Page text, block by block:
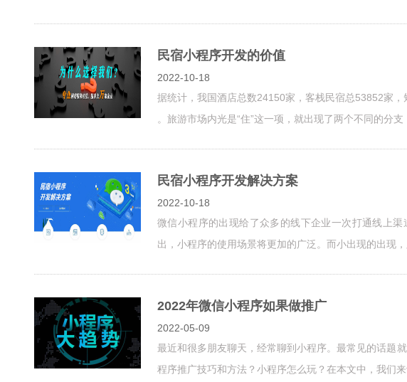
民宿小程序开发的价值
2022-10-18
据统计，我国酒店总数24150家，客栈民宿总53852家
。旅游市场内光是“住”这一项，就出现了两个不同的分支
民宿小程序开发解决方案
2022-10-18
微信小程序的出现给了众多的线下企业一次打通线上
出，小程序的使用场景将更加的广泛。而小出现的出现
2022年微信小程序如果做推广
2022-05-09
最近和很多朋友聊天，经常聊到小程序。最常见的话题
程序推广技巧和方法？小程序怎么玩？在本文中，我们